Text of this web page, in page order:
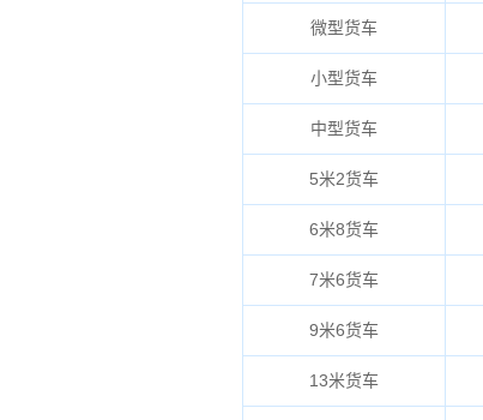
微型货车
小型货车
中型货车
5米2货车
6米8货车
7米6货车
9米6货车
13米货车